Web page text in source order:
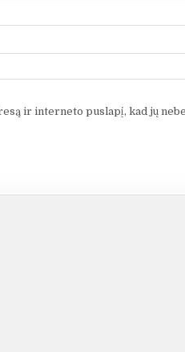
ir interneto puslapį, kad jų